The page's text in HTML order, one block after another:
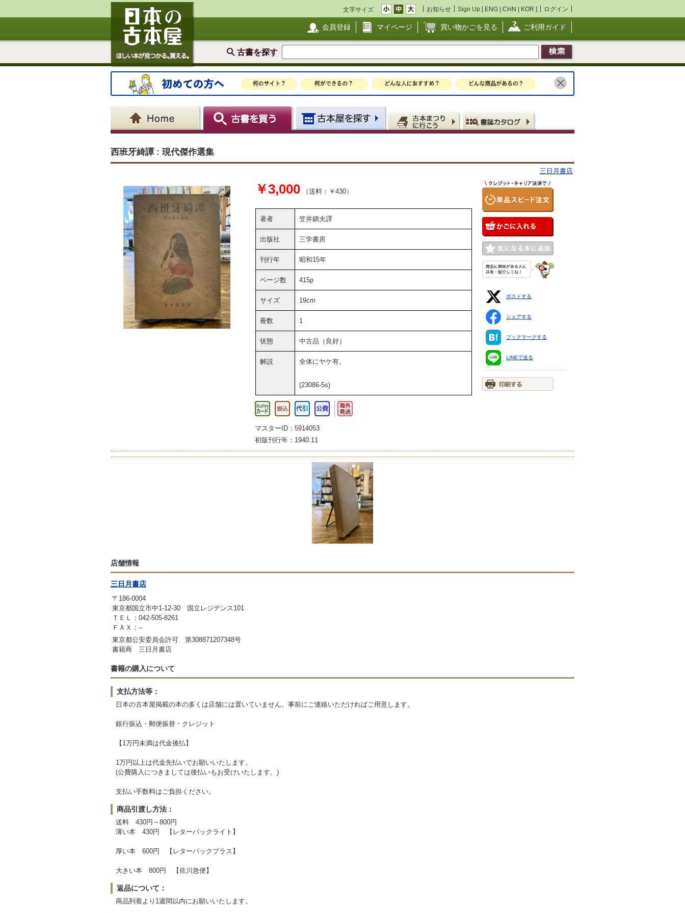
文字サイズ お知らせ Sign Up [ ENG | CHN | KOR ] ログイン
会員登録 マイページ 買い物かごを見る ご利用ガイド
古書を探す
西班牙綺譚 : 現代傑作選集
三日月書店
￥3,000 （送料：￥430）
著者 笠井鎭夫譯
出版社 三学書房
刊行年 昭和15年
ページ数 415p
サイズ 19cm
冊数 1
状態 中古品（良好）
解説 全体にヤケ有。
(23086-5s)
マスターID：5914053
初版刊行年：1940.11
ポストする
シェアする
ブックマークする
LINEで送る
店舗情報
三日月書店
〒186-0004
東京都国立市中1-12-30 国立レジデンス101
ＴＥＬ：042-505-8261
ＦＡＸ：--
東京都公安委員会許可 第308871207348号
書籍商 三日月書店
書籍の購入について
支払方法等：
日本の古本屋掲載の本の多くは店舗には置いていません。事前にご連絡いただければご用意します。
銀行振込・郵便振替・クレジット
【1万円未満は代金後払】
1万円以上は代金先払いでお願いいたします。
(公費購入につきましては後払いもお受けいたします。)
支払い手数料はご負担ください。
商品引渡し方法：
送料 430円～800円
薄い本 430円 【レターパックライト】
厚い本 600円 【レターパックプラス】
大きい本 800円 【佐川急便】
返品について：
商品到着より1週間以内にお願いいたします。